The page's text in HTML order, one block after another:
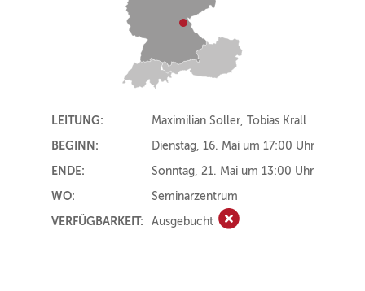
LEITUNG:
Maximilian Soller, Tobias Krall
BEGINN:
Dienstag, 16. Mai um 17:00 Uhr
ENDE:
Sonntag, 21. Mai um 13:00 Uhr
WO:
Seminarzentrum
VERFÜGBARKEIT:
Ausgebucht Ausgebucht